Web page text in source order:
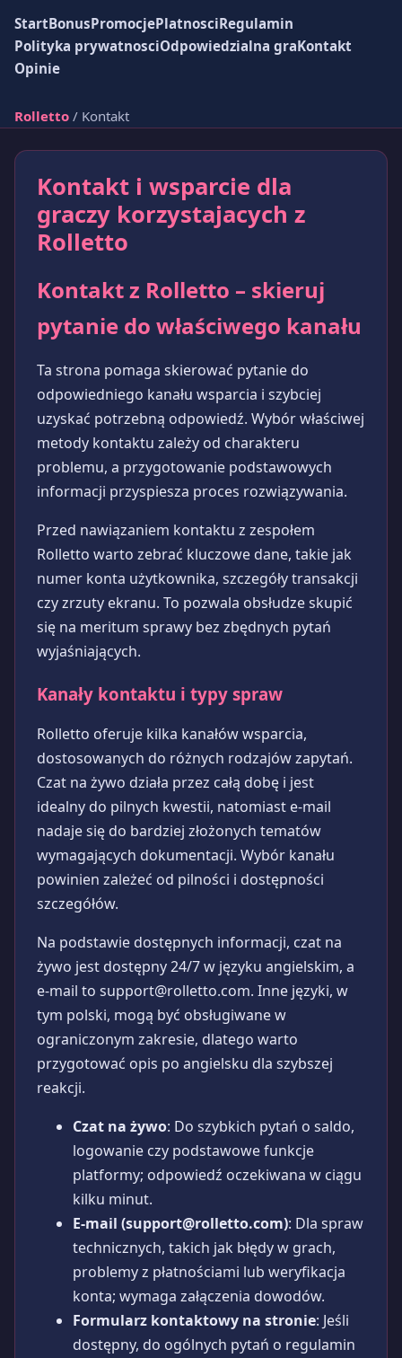
StartBonusPromocjePlatnosciRegulamin
Polityka prywatnosciOdpowiedzialna graKontakt
Opinie
Rolletto / Kontakt
Kontakt i wsparcie dla
graczy korzystajacych z
Rolletto
Kontakt z Rolletto – skieruj
pytanie do właściwego kanału
Ta strona pomaga skierować pytanie do
odpowiedniego kanału wsparcia i szybciej
uzyskać potrzebną odpowiedź. Wybór właściwej
metody kontaktu zależy od charakteru
problemu, a przygotowanie podstawowych
informacji przyspiesza proces rozwiązywania.
Przed nawiązaniem kontaktu z zespołem
Rolletto warto zebrać kluczowe dane, takie jak
numer konta użytkownika, szczegóły transakcji
czy zrzuty ekranu. To pozwala obsłudze skupić
się na meritum sprawy bez zbędnych pytań
wyjaśniających.
Kanały kontaktu i typy spraw
Rolletto oferuje kilka kanałów wsparcia,
dostosowanych do różnych rodzajów zapytań.
Czat na żywo działa przez całą dobę i jest
idealny do pilnych kwestii, natomiast e-mail
nadaje się do bardziej złożonych tematów
wymagających dokumentacji. Wybór kanału
powinien zależeć od pilności i dostępności
szczegółów.
Na podstawie dostępnych informacji, czat na
żywo jest dostępny 24/7 w języku angielskim, a
e-mail to support@rolletto.com. Inne języki, w
tym polski, mogą być obsługiwane w
ograniczonym zakresie, dlatego warto
przygotować opis po angielsku dla szybszej
reakcji.
Czat na żywo: Do szybkich pytań o saldo,
logowanie czy podstawowe funkcje
platformy; odpowiedź oczekiwana w ciągu
kilku minut.
E-mail (support@rolletto.com): Dla spraw
technicznych, takich jak błędy w grach,
problemy z płatnościami lub weryfikacja
konta; wymaga załączenia dowodów.
Formularz kontaktowy na stronie: Jeśli
dostępny, do ogólnych pytań o regulamin